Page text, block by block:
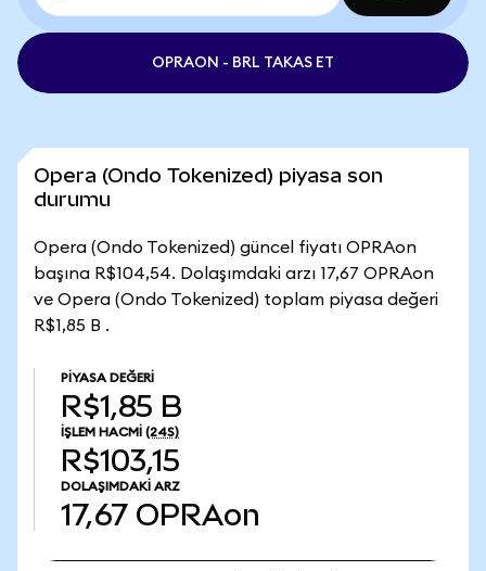
OPRAON - BRL TAKAS ET
Opera (Ondo Tokenized) piyasa son
durumu
Opera (Ondo Tokenized) güncel fiyatı OPRAon
başına R$104,54. Dolaşımdaki arzı 17,67 OPRAon
ve Opera (Ondo Tokenized) toplam piyasa değeri
R$1,85 B .
PIYASA DEĞERI
R$1,85 B
İŞLEM HACMI (24S)
R$103,15
DOLAŞIMDAKI ARZ
17,67 OPRAon